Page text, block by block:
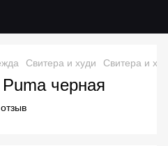
Свитера и худи Свитера и
черная